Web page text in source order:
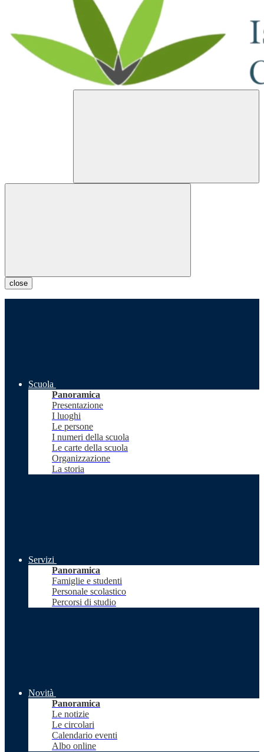
close
Scuola
Panoramica
Presentazione
I luoghi
Le persone
I numeri della scuola
Le carte della scuola
Organizzazione
La storia
Servizi
Panoramica
Famiglie e studenti
Personale scolastico
Percorsi di studio
Novità
Panoramica
Le notizie
Le circolari
Calendario eventi
Albo online